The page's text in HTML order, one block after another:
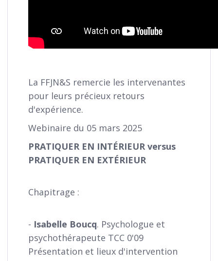
La FFJN&S remercie les intervenantes
pour leurs précieux retours
d'expérience.
Webinaire du 05 mars 2025
PRATIQUER EN INTÉRIEUR versus
PRATIQUER EN EXTÉRIEUR
Chapitrage :
- Isabelle Boucq. Psychologue et
psychothérapeute TCC 0'09
Présentation et lieux d'intervention